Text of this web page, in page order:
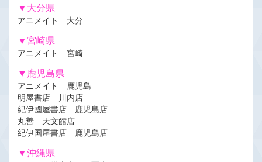
▼大分県
アニメイト 大分
▼宮崎県
アニメイト 宮崎
▼鹿児島県
アニメイト 鹿児島
明屋書店 川内店
紀伊國屋書店 鹿児島店
丸善 天文館店
紀伊国屋書店 鹿児島店
▼沖縄県